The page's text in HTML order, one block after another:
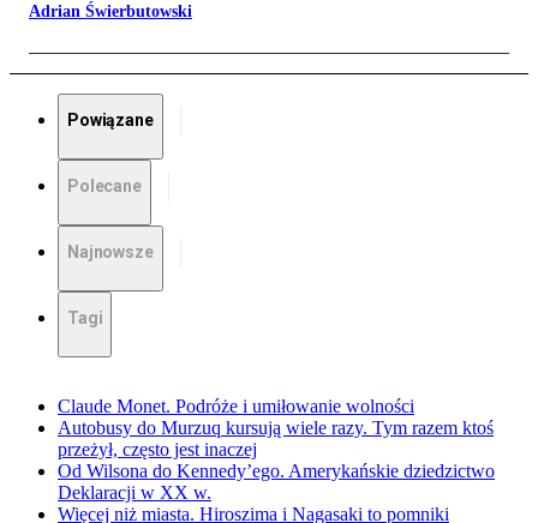
Adrian Świerbutowski
Powiązane
Polecane
Najnowsze
Tagi
Claude Monet. Podróże i umiłowanie wolności
Autobusy do Murzuq kursują wiele razy. Tym razem ktoś
przeżył, często jest inaczej
Od Wilsona do Kennedy’ego. Amerykańskie dziedzictwo
Deklaracji w XX w.
Więcej niż miasta. Hiroszima i Nagasaki to pomniki